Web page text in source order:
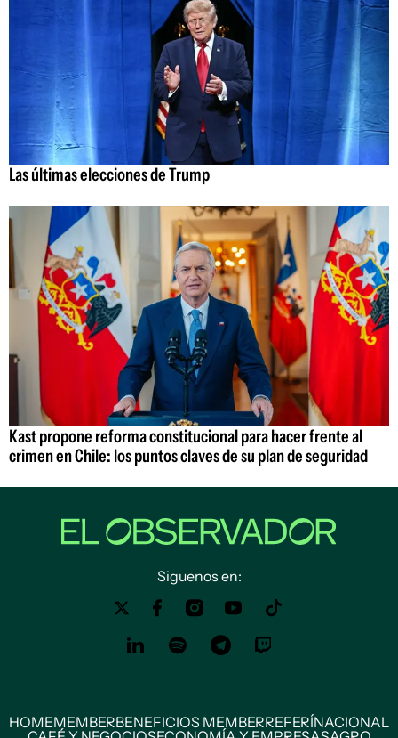
Las últimas elecciones de Trump
Kast propone reforma constitucional para hacer frente al
crimen en Chile: los puntos claves de su plan de seguridad
Siguenos en:
HOMEMEMBERBENEFICIOS MEMBERREFERÍNACIONAL